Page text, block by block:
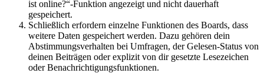
ist online?“-Funktion angezeigt und nicht dauerhaft
gespeichert.
Schließlich erfordern einzelne Funktionen des Boards, dass
weitere Daten gespeichert werden. Dazu gehören dein
Abstimmungsverhalten bei Umfragen, der Gelesen-Status von
deinen Beiträgen oder explizit von dir gesetzte Lesezeichen
oder Benachrichtigungsfunktionen.